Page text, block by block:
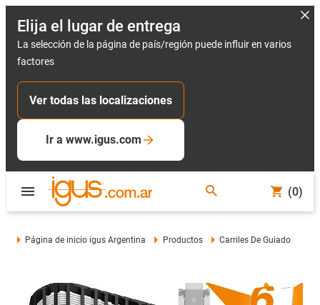
Elija el lugar de entrega
La selección de la página de país/región puede influir en varios
factores
Ver todas las localizaciones
Ir a www.igus.com
(0)
Página de inicio igus Argentina Productos Carriles De Guiado